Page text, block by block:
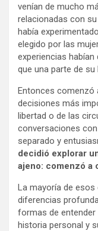
venían de mucho
relacionadas con
había
elegido por las
experiencias
que una parte de
Entonces comenzó
decisiones más
libertad o de las
conversaciones
separado y
decidió explorar
ajeno: comenzó a
La mayoría de
diferencias
formas de entender
historia personal y